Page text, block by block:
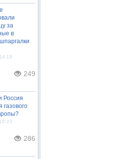
за
в
249
Россия
газового
286